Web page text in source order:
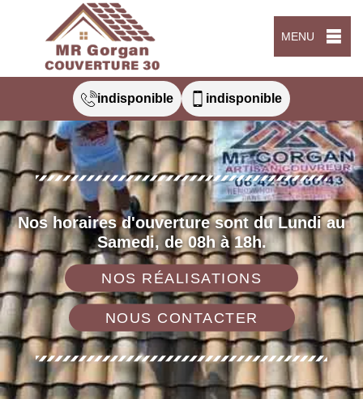
MENU
indisponible indisponible
Nos horaires d'ouverture sont du Lundi au
Samedi, de 08h à 18h.
NOS RÉALISATIONS
NOUS CONTACTER